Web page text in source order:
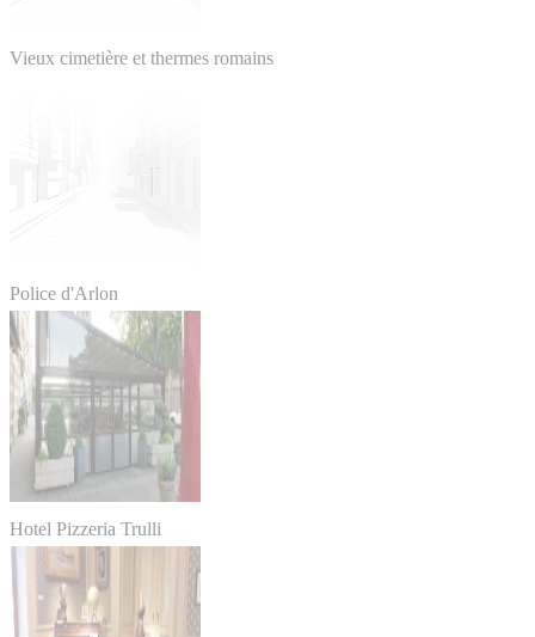
Vieux cimetière et thermes romains
Police d'Arlon
Hotel Pizzeria Trulli